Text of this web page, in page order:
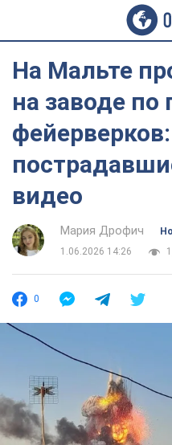
На Мальте
на заводе по
видео
Мария Дрофич
1.06.2026 14:26
0